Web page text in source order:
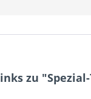
zu "Spezial-